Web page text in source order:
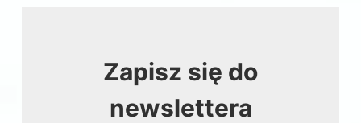
Zapisz się do
newslettera